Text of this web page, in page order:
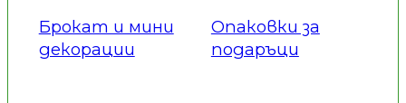
Брокат и мини
декорации
Опаковки за
подаръци